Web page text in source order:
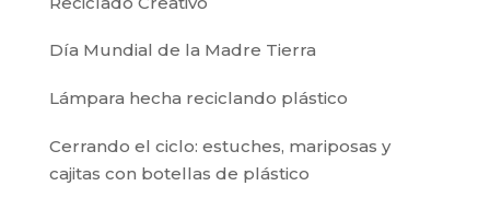
Día Mundial de la Madre Tierra
Lámpara hecha reciclando plástico
Cerrando el ciclo: estuches, mariposas y
cajitas con botellas de plástico